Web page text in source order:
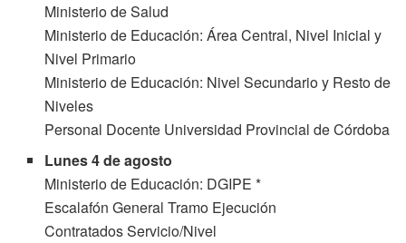
Ministerio de Salud
Ministerio de Educación: Área Central, Nivel Inicial y
Nivel Primario
Ministerio de Educación: Nivel Secundario y Resto de
Niveles
Personal Docente Universidad Provincial de Córdoba
Lunes 4 de agosto
Ministerio de Educación: DGIPE *
Escalafón General Tramo Ejecución
Contratados Servicio/Nivel